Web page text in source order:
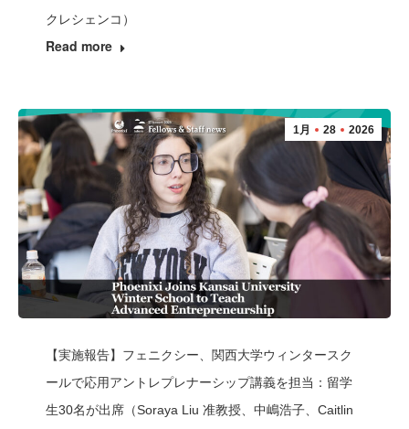
クレシェンコ）
Read more
1月 28 2026
【実施報告】フェニクシー、関西大学ウィンタースク
ールで応用アントレプレナーシップ講義を担当：留学
生30名が出席（Soraya Liu 准教授、中嶋浩子、Caitlin